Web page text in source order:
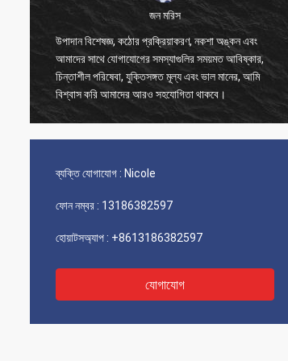
প্রক্রিয়াকরণ, নকশা অঙ্কন এবং
সমস্যাগুলির সময়মত আবিষ্কার,
মূল্য এবং ভাল মানের, আমি
আরও সহযোগিতা থাকবে।
আপনার ভাল বিক্রয়োত্তর
চমৎকার দক্ষতা এবং
সাহায্য করেছে।
ব্যক্তি যোগাযোগ : Nicole
ফোন নম্বর : 13186382597
হোয়াটসঅ্যাপ : +8613186382597
যোগাযোগ